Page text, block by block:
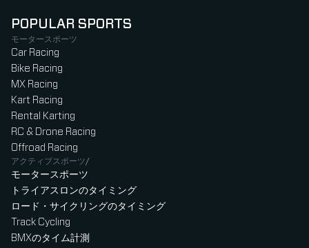
POPULAR SPORTS
モータースポーツ
Car Racing
Bike Racing
MX Racing
Kart Racing
Rental Karting
RC & Drone Racing
Offroad Racing
アクティブスポーツ/
モータースポーツ
トライアスロンのタイミング
ロード・サイクリングのタイミング
Track Cycling
BMXのタイム計測